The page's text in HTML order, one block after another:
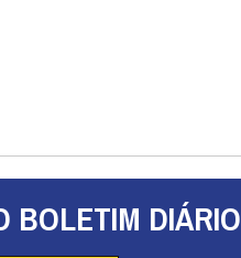
BOLETIM DIÁRIO